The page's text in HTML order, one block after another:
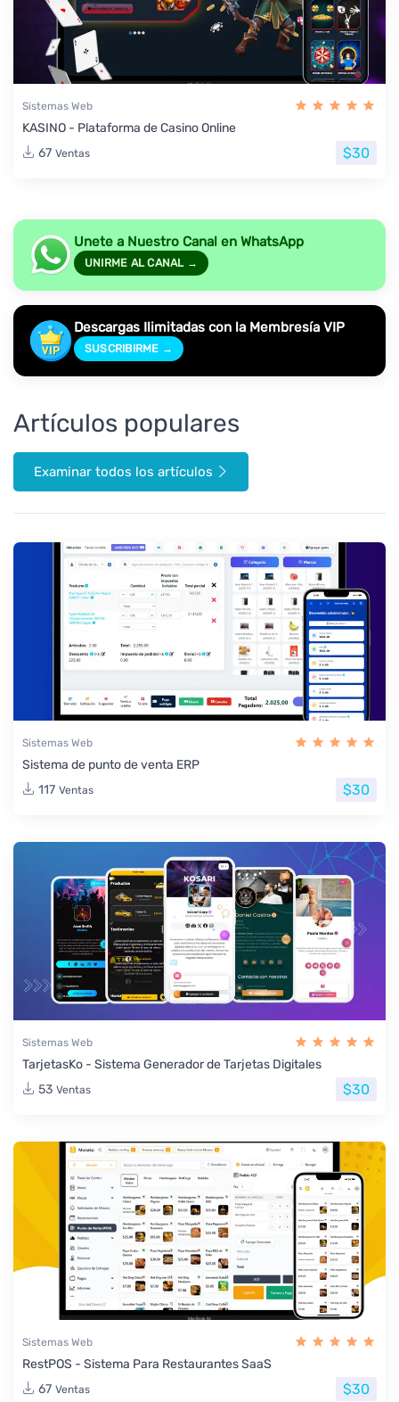
Sistemas Web
KASINO - Plataforma de Casino Online
67 Ventas $30
Unete a Nuestro Canal en WhatsApp
UNIRME AL CANAL →
Descargas Ilimitadas con la Membresía VIP
SUSCRIBIRME →
Artículos populares
Examinar todos los artículos
Sistemas Web
Sistema de punto de venta ERP
117 Ventas $30
Sistemas Web
TarjetasKo - Sistema Generador de Tarjetas Digitales
53 Ventas $30
Sistemas Web
RestPOS - Sistema Para Restaurantes SaaS
67 Ventas $30